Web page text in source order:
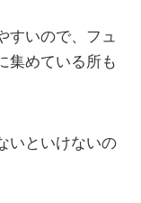
すいので、フュ
集めている所も
いといけないの